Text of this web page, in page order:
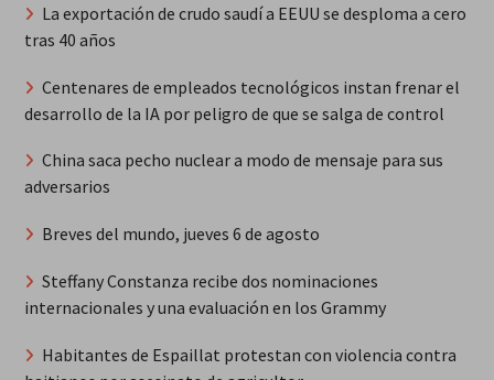
La exportación de crudo saudí a EEUU se desploma a cero
tras 40 años
Centenares de empleados tecnológicos instan frenar el
desarrollo de la IA por peligro de que se salga de control
China saca pecho nuclear a modo de mensaje para sus
adversarios
Breves del mundo, jueves 6 de agosto
Steffany Constanza recibe dos nominaciones
internacionales y una evaluación en los Grammy
Habitantes de Espaillat protestan con violencia contra